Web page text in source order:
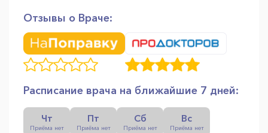
Отзывы о Враче:
Расписание врача на ближайшие 7 дней:
Чт
Приёма нет
Пт
Приёма нет
Сб
Приёма нет
Вс
Приёма нет